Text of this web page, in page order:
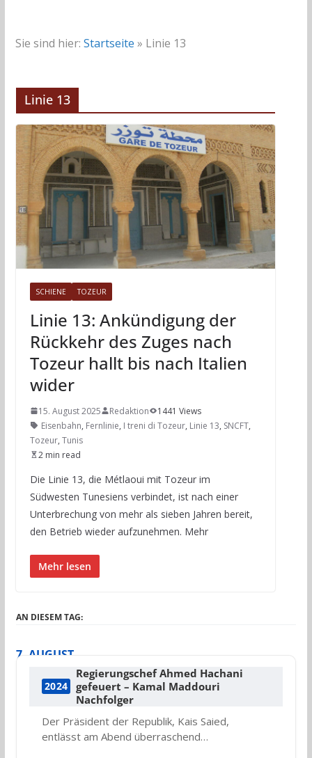
Sie sind hier: Startseite » Linie 13
Linie 13
SCHIENE TOZEUR
Linie 13: Ankündigung der
Rückkehr des Zuges nach
Tozeur hallt bis nach Italien
wider
15. August 2025 Redaktion
1441 Views
Eisenbahn, Fernlinie, I treni di Tozeur, Linie 13, SNCFT,
Tozeur, Tunis
2 min read
Die Linie 13, die Métlaoui mit Tozeur im
Südwesten Tunesiens verbindet, ist nach einer
Unterbrechung von mehr als sieben Jahren bereit,
den Betrieb wieder aufzunehmen. Mehr
Mehr lesen
AN DIESEM TAG:
7. AUGUST
2024
Regierungschef Ahmed Hachani
gefeuert – Kamal Maddouri
Nachfolger
Der Präsident der Republik, Kais Saied,
entlässt am Abend überraschend…